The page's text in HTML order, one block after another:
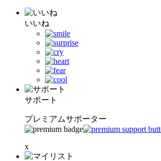
いいね
サポート
プレミアムサポーター
x